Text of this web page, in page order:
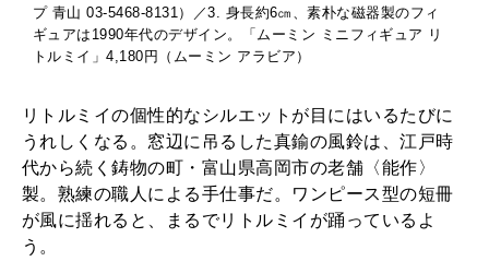
プ 青山 03-5468-8131）／3. 身長約6㎝、素朴な磁器製のフィ
ギュアは1990年代のデザイン。「ムーミン ミニフィギュア リ
トルミイ」4,180円（ムーミン アラビア）
リトルミイの個性的なシルエットが目にはいるたびに
うれしくなる。窓辺に吊るした真鍮の風鈴は、江戸時
代から続く鋳物の町・富山県高岡市の老舗〈能作〉
製。熟練の職人による手仕事だ。ワンピース型の短冊
が風に揺れると、まるでリトルミイが踊っているよ
う。